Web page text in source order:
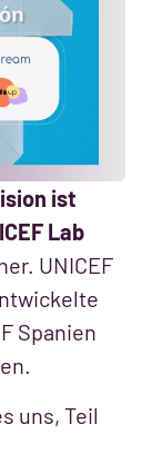
ist
Lab
UNICEF
Spanien
uns, Teil